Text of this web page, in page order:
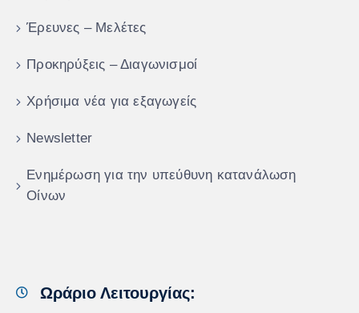
Έρευνες – Μελέτες
Προκηρύξεις – Διαγωνισμοί
Χρήσιμα νέα για εξαγωγείς
Newsletter
Ενημέρωση για την υπεύθυνη κατανάλωση
Οίνων
Ωράριο Λειτουργίας: